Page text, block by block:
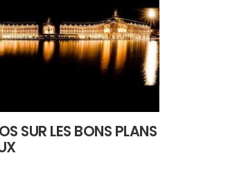
SUR LES BONS PLANS